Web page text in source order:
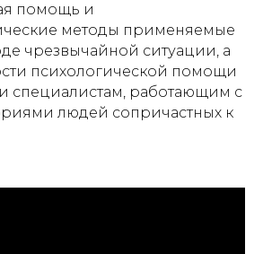
помощь и
методы применяемые
чрезвычайной ситуации, а
психологической помощи
специалистам, работающим с
людей сопричастных к